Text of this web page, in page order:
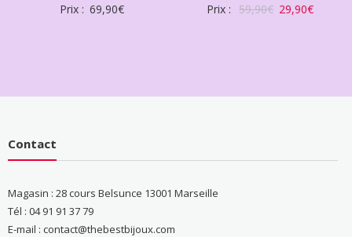
Prix : 69,90€ Prix : 59,90€ 29,90€
Contact
Magasin : 28 cours Belsunce 13001 Marseille
Tél : 04 91 91 37 79
E-mail : contact@thebestbijoux.com